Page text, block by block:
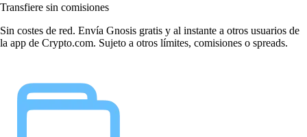
Transfiere sin comisiones
Sin costes de red. Envía Gnosis gratis y al instante a otros usuarios de
la app de Crypto.com. Sujeto a otros límites, comisiones o spreads.